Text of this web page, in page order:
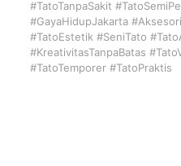
#TatoTanpaSakit
#GayaHidupJakarta
#TatoEstetik #SeniTato
#KreativitasTanpaBatas
#TatoTemporer #TatoPraktis